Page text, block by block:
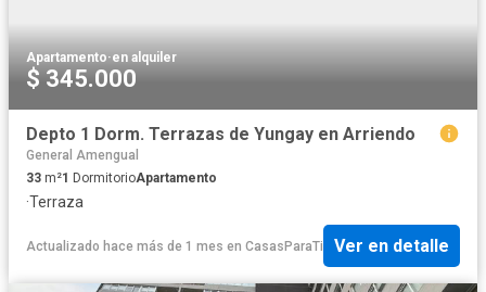
Apartamento·en alquiler
$ 345.000
Depto 1 Dorm. Terrazas de Yungay en Arriendo
General Amengual
33 m²1 DormitorioApartamento
·Terraza
Actualizado hace más de 1 mes en CasasParaTi Ver en detalle